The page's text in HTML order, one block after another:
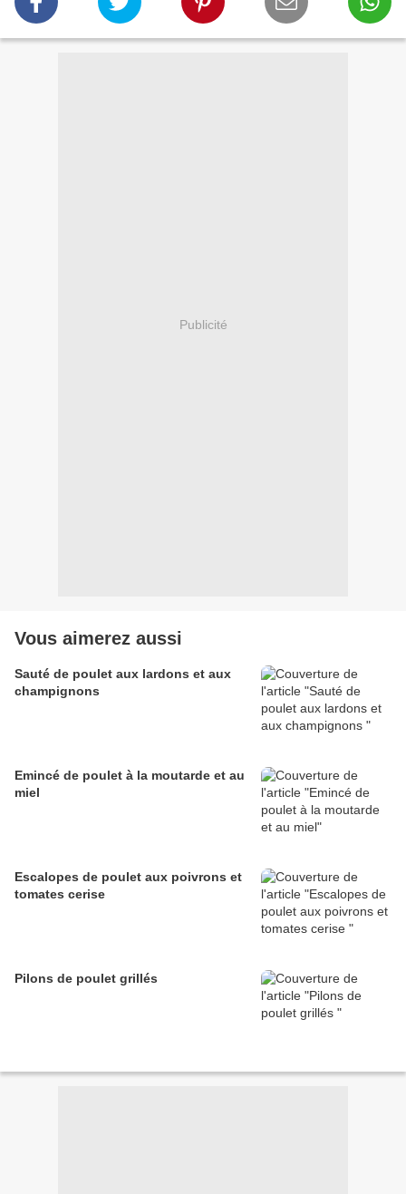
Publicité
Vous aimerez aussi
Sauté de poulet aux lardons et aux
champignons
Emincé de poulet à la moutarde et au
miel
Escalopes de poulet aux poivrons et
tomates cerise
Pilons de poulet grillés